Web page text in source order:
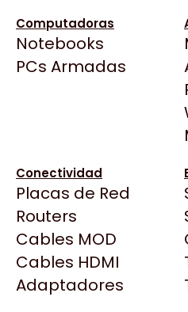
Computadoras
Notebooks
PCs Armadas
Conectividad
Placas de Red
Routers
Cables MOD
Cables HDMI
Adaptadores
BenQ
CX
Cooler Master
Deepcool
Dell
EVGA
Gamemax
Genesis
Genius
Todas las Tiendas
Click Gaming
Compufan Store
Dinobyte
Full H4rd
Gaming City
Gezatek
$163.318
Ver producto en la